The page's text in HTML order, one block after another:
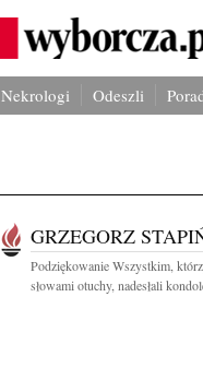
Nekrologi Odeszli
GRZEGORZ
Podziękowanie Wszystkim,
słowami otuchy, nadesłali